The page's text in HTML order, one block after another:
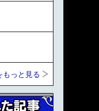
もっと見る